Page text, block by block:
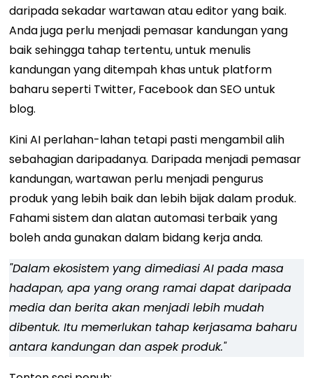
daripada sekadar wartawan atau editor yang baik.
Anda juga perlu menjadi pemasar kandungan yang
baik sehingga tahap tertentu, untuk menulis
kandungan yang ditempah khas untuk platform
baharu seperti Twitter, Facebook dan SEO untuk
blog.
Kini AI perlahan-lahan tetapi pasti mengambil alih
sebahagian daripadanya. Daripada menjadi pemasar
kandungan, wartawan perlu menjadi pengurus
produk yang lebih baik dan lebih bijak dalam produk.
Fahami sistem dan alatan automasi terbaik yang
boleh anda gunakan dalam bidang kerja anda.
"Dalam ekosistem yang dimediasi AI pada masa
hadapan, apa yang orang ramai dapat daripada
media dan berita akan menjadi lebih mudah
dibentuk. Itu memerlukan tahap kerjasama baharu
antara kandungan dan aspek produk."